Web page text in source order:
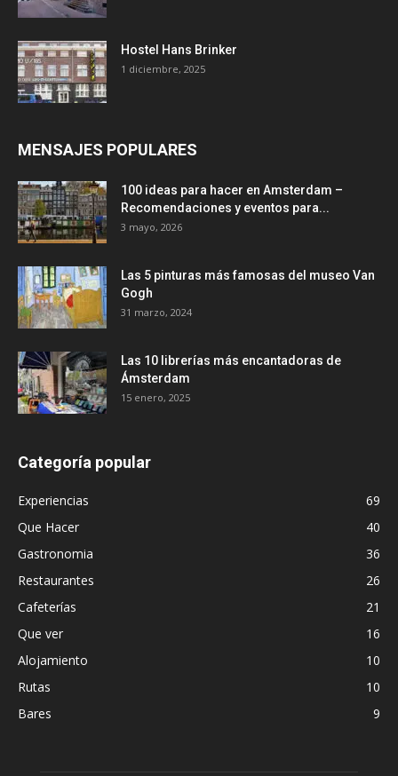
Hostel Hans Brinker
1 diciembre, 2025
MENSAJES POPULARES
100 ideas para hacer en Amsterdam –
Recomendaciones y eventos para...
3 mayo, 2026
Las 5 pinturas más famosas del museo Van
Gogh
31 marzo, 2024
Las 10 librerías más encantadoras de
Ámsterdam
15 enero, 2025
Categoría popular
Experiencias
69
Que Hacer
40
Gastronomia
36
Restaurantes
26
Cafeterías
21
Que ver
16
Alojamiento
10
Rutas
10
Bares
9